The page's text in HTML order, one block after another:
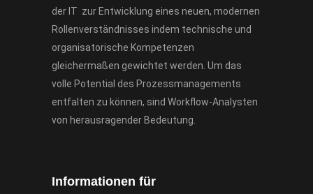
der IT zur Entwicklung eines neuen, modernen
Rollenverständnisses indem technische und
organisatorische Kompetenzen
gleichermaßen gewichtet werden. Um das
volle Potential des Prozessmanagements
entfalten zu können, sind Workflow-Analysten
von herausragender Bedeutung.
Informationen für